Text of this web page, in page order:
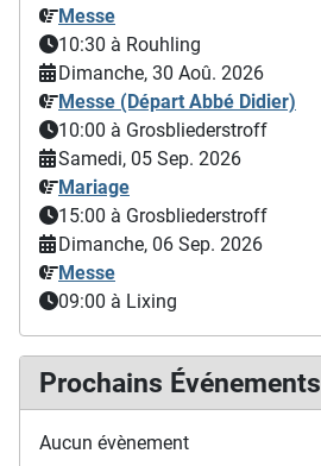
Messe
10:30 à Rouhling
Dimanche, 30 Aoû. 2026
Messe (Départ Abbé Didier)
10:00 à Grosbliederstroff
Samedi, 05 Sep. 2026
Mariage
15:00 à Grosbliederstroff
Dimanche, 06 Sep. 2026
Messe
09:00 à Lixing
Prochains Événements
Aucun évènement